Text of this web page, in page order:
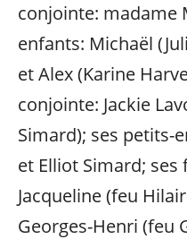
conjointe: madame
enfants: Michaël
et Alex (Karine
conjointe: Jackie
Simard); ses petits-
et Elliot Simard;
Jacqueline (feu
Georges-Henri (feu